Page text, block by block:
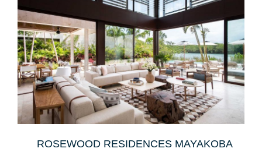
ROSEWOOD RESIDENCES MAYAKOBA